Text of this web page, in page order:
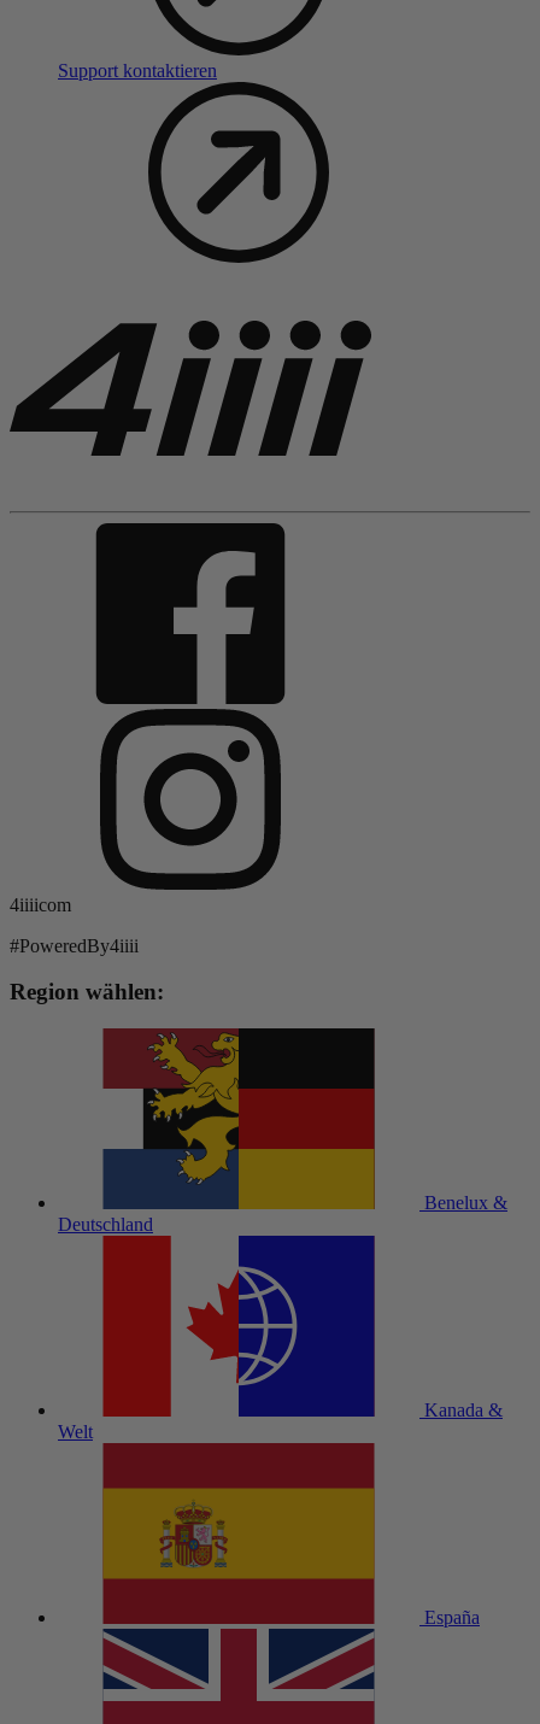
Support kontaktieren
4iiiicom
#PoweredBy4iiii
Region wählen:
Benelux &
Deutschland
Kanada &
Welt
España